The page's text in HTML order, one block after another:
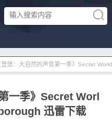
登堡：大自然的声音第一季》Secret
一季》Secret Worl
迅雷下载